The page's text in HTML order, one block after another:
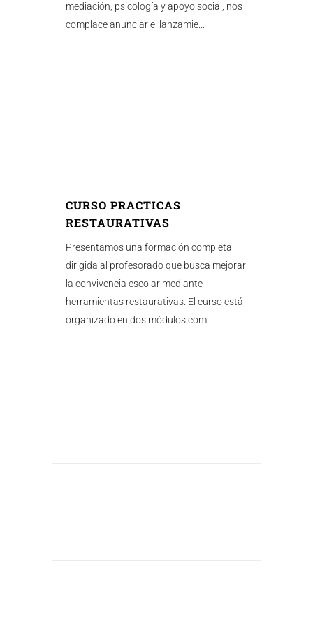
mediación, psicología y apoyo social, nos
complace anunciar el lanzamie...
CURSO PRACTICAS
RESTAURATIVAS
Presentamos una formación completa
dirigida al profesorado que busca mejorar
la convivencia escolar mediante
herramientas restaurativas. El curso está
organizado en dos módulos com...